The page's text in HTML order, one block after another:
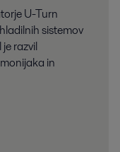
U-Turn
sistemov
razvil
in